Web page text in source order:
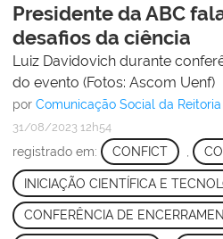
Presidente da ABC
desafios da ciência
Luiz Davidovich durante
do evento (Fotos: Ascom Uenf)
por Comunicação Social da Reitoria
31/08/2023 12h54
registrado em: CONFICT
INICIAÇÃO CIENTÍFICA E
CONFERÊNCIA DE